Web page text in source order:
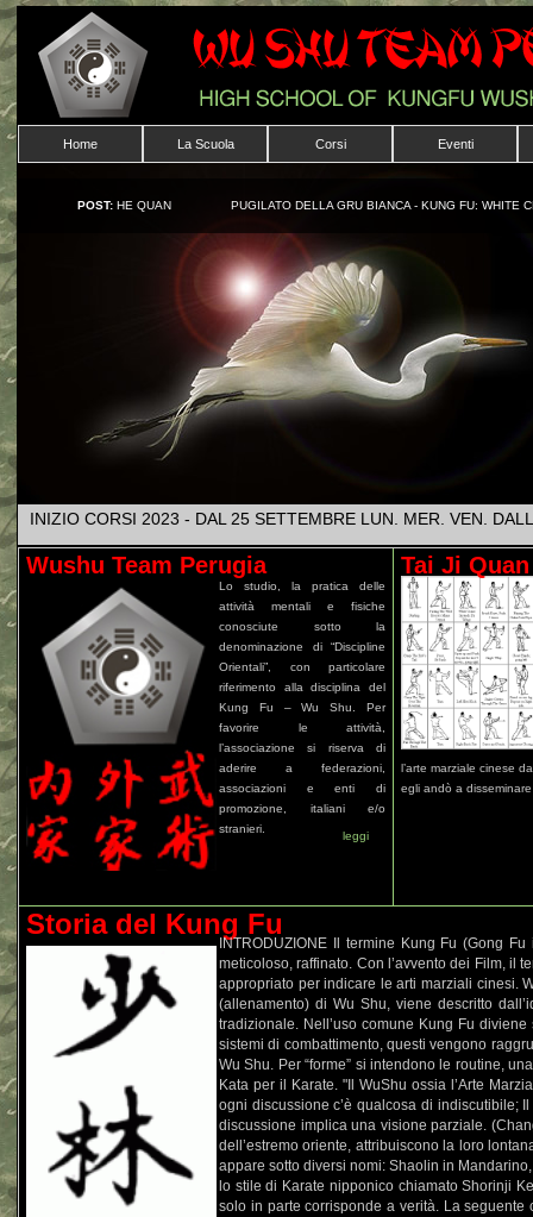
Home La Scuola Corsi Eventi
POST: HE QUAN PUGILATO DELLA GRU BIANCA - KUNG FU: WHITE
INIZIO CORSI 2023 - DAL 25 SETTEMBRE LUN. MER. VEN.
Wushu Team Perugia
Lo studio, la pratica delle
attività mentali e fisiche
conosciute sotto la
denominazione di “Discipline
Orientali”, con particolare
riferimento alla disciplina del
Kung Fu – Wu Shu. Per
favorire le attività,
l’associazione si riserva di
aderire a federazioni,
associazioni e enti di
promozione, italiani e/o
stranieri.
leggi
Tai Ji Quan
l’arte marziale cinese
egli andò a
Storia del Kung Fu
INTRODUZIONE Il termine Kung Fu (Gong
meticoloso, raffinato. Con l’avvento dei Film, il
appropriato per indicare le arti marziali cinesi.
(allenamento) di Wu Shu, viene descritto
tradizionale. Nell’uso comune Kung Fu
sistemi di combattimento, questi vengono
Wu Shu. Per “forme” si intendono le routine,
Kata per il Karate. "Il WuShu ossia l’Arte
ogni discussione c’è qualcosa di indiscutibile;
discussione implica una visione parziale.
dell’estremo oriente, attribuiscono la loro
appare sotto diversi nomi: Shaolin in
lo stile di Karate nipponico chiamato Shorinji
solo in parte corrisponde a verità. La